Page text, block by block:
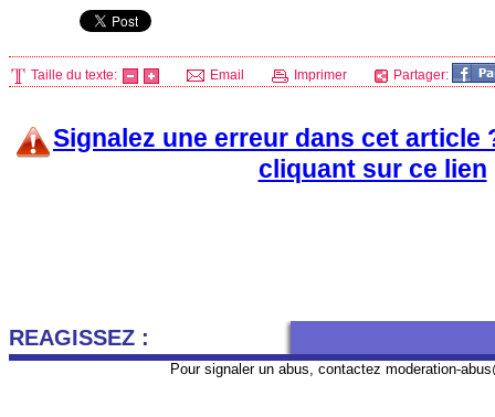
Taille du texte: Email Imprimer Partager:
Signalez une erreur dans cet article
cliquant sur ce lien
REAGISSEZ :
Pour signaler un abus, contactez moderation-